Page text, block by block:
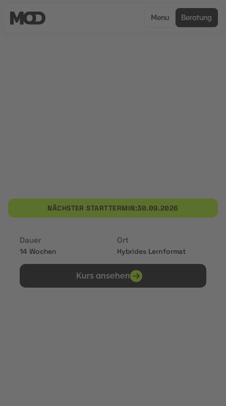
Menu Beratung
NÄCHSTER STARTTERMIN:30.09.2026
Dauer
14 Wochen
Ort
Hybrides Lernformat
Kurs ansehen